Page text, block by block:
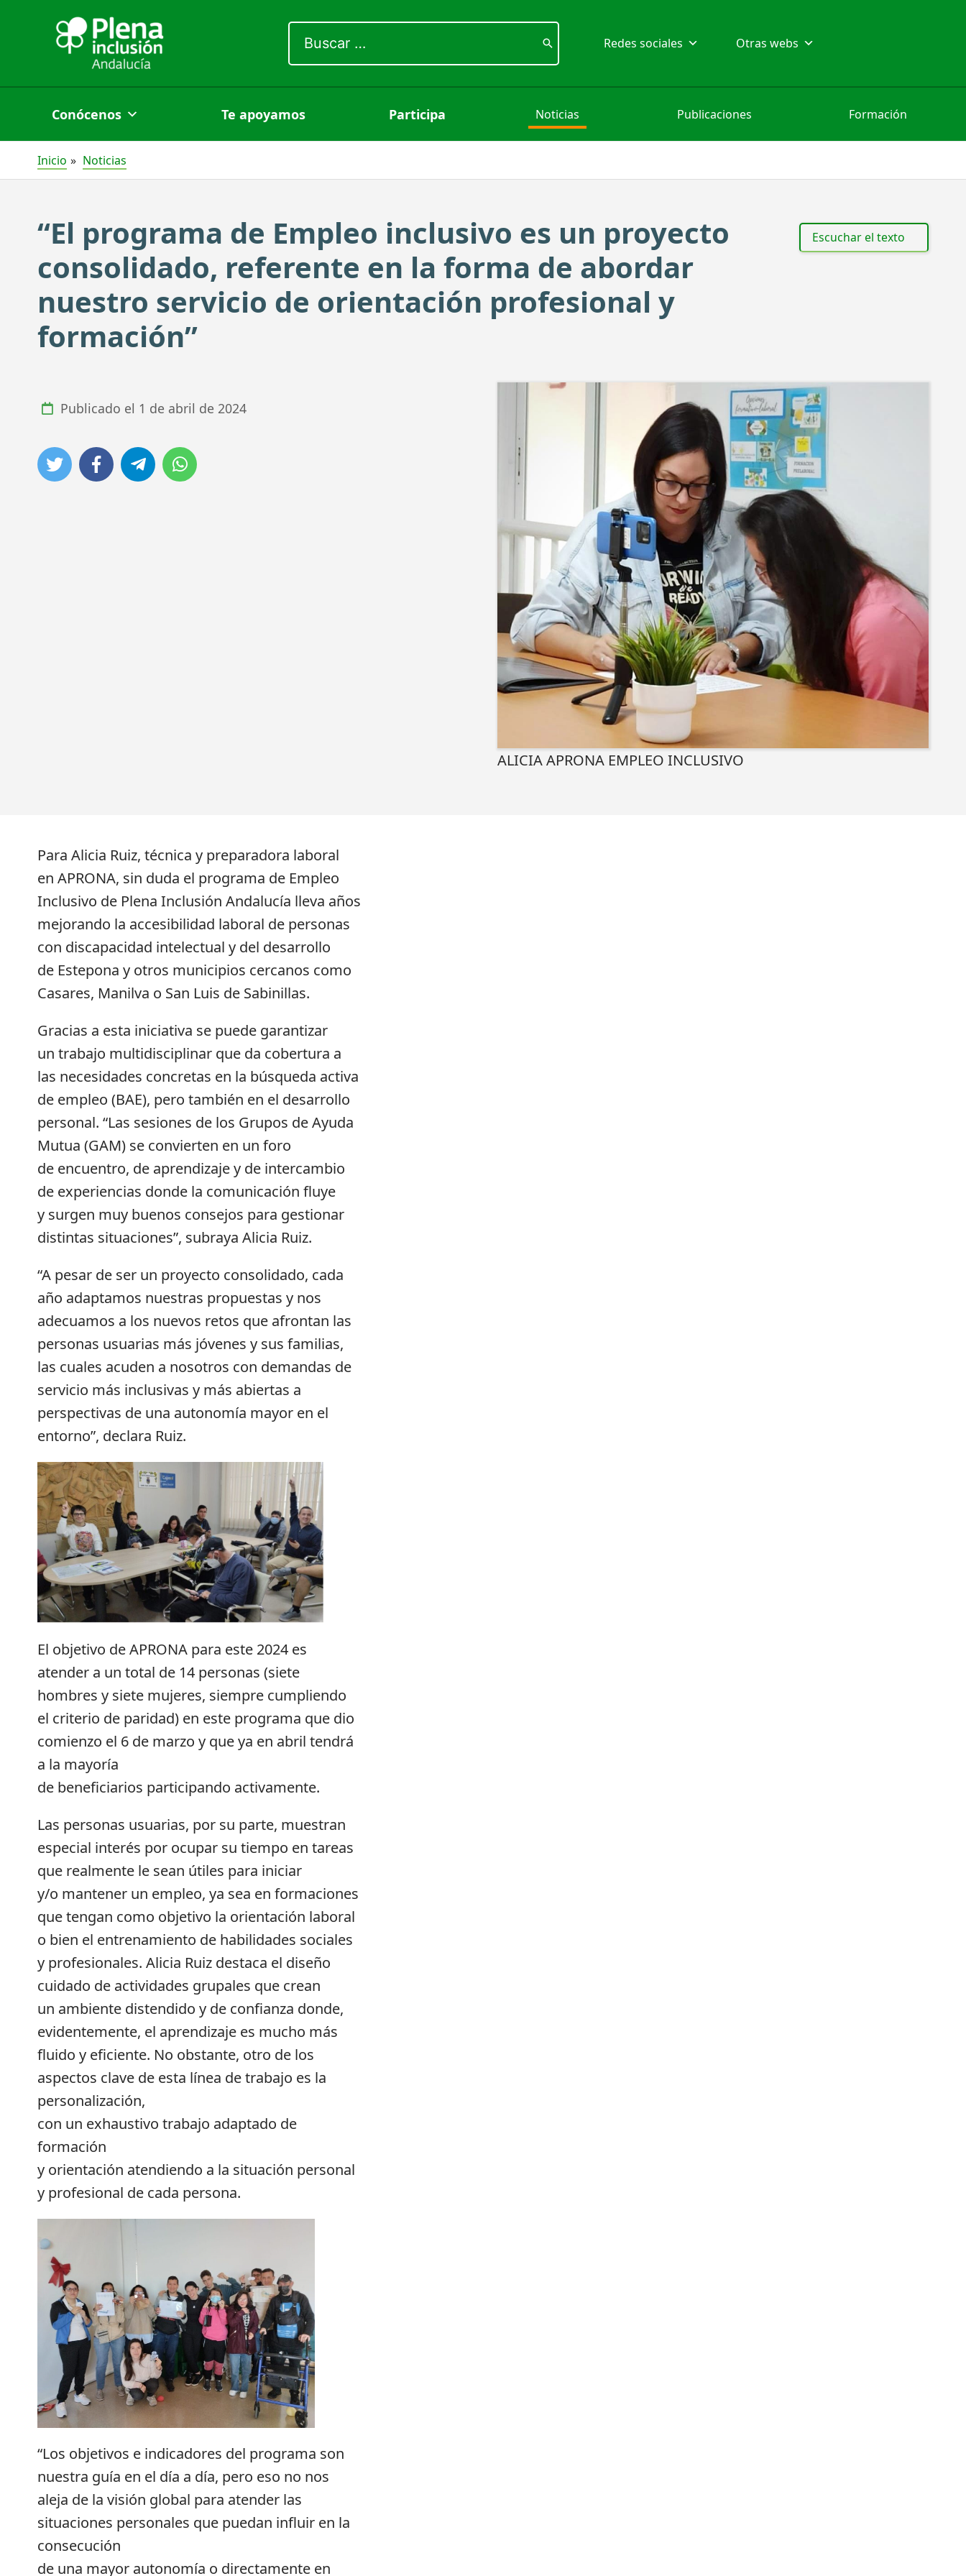
por:
Redes sociales Otras webs
Conócenos Te apoyamos Participa Noticias Publicaciones Formación
Inicio Noticias
“El programa de Empleo inclusivo es un proyecto
consolidado, referente en la forma de abordar
nuestro servicio de orientación profesional y
formación”
Escuchar el texto
Publicado el 1 de abril de 2024
ALICIA APRONA EMPLEO INCLUSIVO
Para Alicia Ruiz, técnica y preparadora laboral
en APRONA, sin duda el programa de Empleo
Inclusivo de Plena Inclusión Andalucía lleva años
mejorando la accesibilidad laboral de personas
con discapacidad intelectual y del desarrollo
de Estepona y otros municipios cercanos como
Casares, Manilva o San Luis de Sabinillas.
Gracias a esta iniciativa se puede garantizar
un trabajo multidisciplinar que da cobertura a
las necesidades concretas en la búsqueda activa
de empleo (BAE), pero también en el desarrollo
personal. “Las sesiones de los Grupos de Ayuda
Mutua (GAM) se convierten en un foro
de encuentro, de aprendizaje y de intercambio
de experiencias donde la comunicación fluye
y surgen muy buenos consejos para gestionar
distintas situaciones”, subraya Alicia Ruiz.
“A pesar de ser un proyecto consolidado, cada
año adaptamos nuestras propuestas y nos
adecuamos a los nuevos retos que afrontan las
personas usuarias más jóvenes y sus familias,
las cuales acuden a nosotros con demandas de
servicio más inclusivas y más abiertas a
perspectivas de una autonomía mayor en el
entorno”, declara Ruiz.
El objetivo de APRONA para este 2024 es
atender a un total de 14 personas (siete
hombres y siete mujeres, siempre cumpliendo
el criterio de paridad) en este programa que dio
comienzo el 6 de marzo y que ya en abril tendrá
a la mayoría
de beneficiarios participando activamente.
Las personas usuarias, por su parte, muestran
especial interés por ocupar su tiempo en tareas
que realmente le sean útiles para iniciar
y/o mantener un empleo, ya sea en formaciones
que tengan como objetivo la orientación laboral
o bien el entrenamiento de habilidades sociales
y profesionales. Alicia Ruiz destaca el diseño
cuidado de actividades grupales que crean
un ambiente distendido y de confianza donde,
evidentemente, el aprendizaje es mucho más
fluido y eficiente. No obstante, otro de los
aspectos clave de esta línea de trabajo es la
personalización,
con un exhaustivo trabajo adaptado de
formación
y orientación atendiendo a la situación personal
y profesional de cada persona.
“Los objetivos e indicadores del programa son
nuestra guía en el día a día, pero eso no nos
aleja de la visión global para atender las
situaciones personales que puedan influir en la
consecución
de una mayor autonomía o directamente en